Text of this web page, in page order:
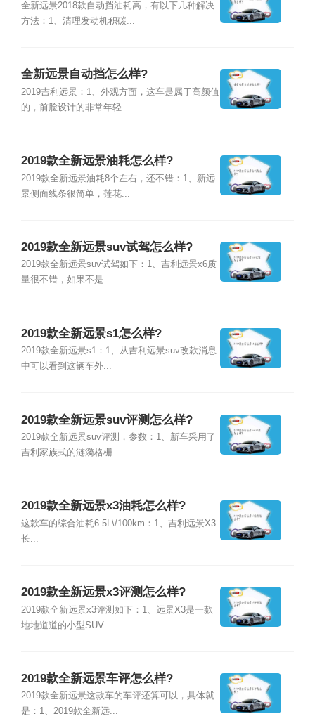
全新远景2018款自动挡油耗高，有以下几种解决
方法：1、清理发动机积碳...
全新远景自动挡怎么样?
2019吉利远景：1、外观方面，这车是属于高颜值
的，前脸设计的非常年轻...
2019款全新远景油耗怎么样?
2019款全新远景油耗8个左右，还不错：1、新远
景侧面线条很简单，莲花...
2019款全新远景suv试驾怎么样?
2019款全新远景suv试驾如下：1、吉利远景x6质
量很不错，如果不是...
2019款全新远景s1怎么样?
2019款全新远景s1：1、从吉利远景suv改款消息
中可以看到这辆车外...
2019款全新远景suv评测怎么样?
2019款全新远景suv评测，参数：1、新车采用了
吉利家族式的涟漪格栅...
2019款全新远景x3油耗怎么样?
这款车的综合油耗6.5L\/100km：1、吉利远景X3
长...
2019款全新远景x3评测怎么样?
2019款全新远景x3评测如下：1、远景X3是一款
地地道道的小型SUV...
2019款全新远景车评怎么样?
2019款全新远景这款车的车评还算可以，具体就
是：1、2019款全新远...